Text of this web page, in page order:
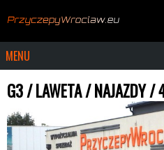
MENU
G3 / LAWETA / NAJAZDY